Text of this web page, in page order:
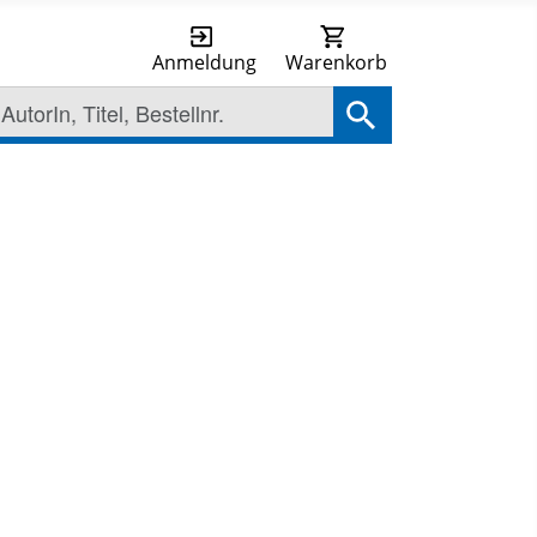
Anmeldung Warenkorb